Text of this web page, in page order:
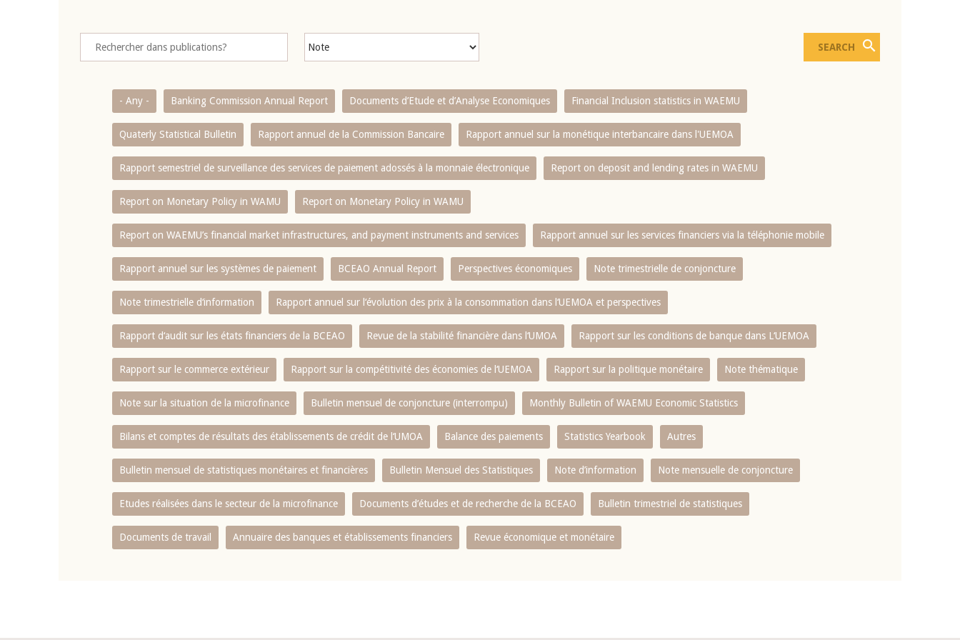
- Any - Banking Commission Annual Report Documents d’Etude et d’Analyse Economiques Financial Inclusion statistics in WAEMU
Quaterly Statistical Bulletin Rapport annuel de la Commission Bancaire Rapport annuel sur la monétique interbancaire dans l'UEMOA
Rapport semestriel de surveillance des services de paiement adossés à la monnaie électronique Report on deposit and lending rates in WAEMU
Report on Monetary Policy in WAMU Report on Monetary Policy in WAMU
Report on WAEMU’s financial market infrastructures, and payment instruments and services Rapport annuel sur les services financiers via la téléphonie mobile
Rapport annuel sur les systèmes de paiement BCEAO Annual Report Perspectives économiques Note trimestrielle de conjoncture
Note trimestrielle d‘information Rapport annuel sur l‘évolution des prix à la consommation dans l‘UEMOA et perspectives
Rapport d‘audit sur les états financiers de la BCEAO Revue de la stabilité financière dans l‘UMOA Rapport sur les conditions de banque dans L‘UEMOA
Rapport sur le commerce extérieur Rapport sur la compétitivité des économies de l‘UEMOA Rapport sur la politique monétaire Note thématique
Note sur la situation de la microfinance Bulletin mensuel de conjoncture (interrompu) Monthly Bulletin of WAEMU Economic Statistics
Bilans et comptes de résultats des établissements de crédit de l‘UMOA Balance des paiements Statistics Yearbook Autres
Bulletin mensuel de statistiques monétaires et financières Bulletin Mensuel des Statistiques Note d’information Note mensuelle de conjoncture
Etudes réalisées dans le secteur de la microfinance Documents d’études et de recherche de la BCEAO Bulletin trimestriel de statistiques
Documents de travail Annuaire des banques et établissements financiers Revue économique et monétaire